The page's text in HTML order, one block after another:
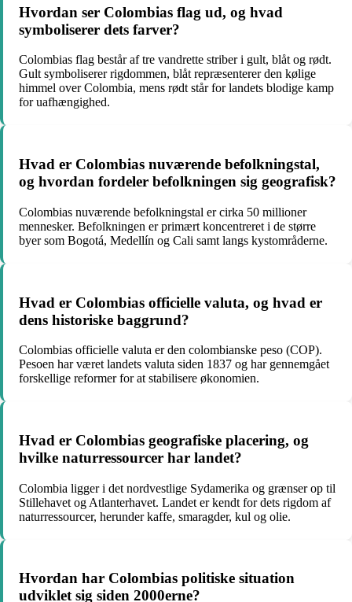
Hvordan ser Colombias flag ud, og hvad
symboliserer dets farver?
Colombias flag består af tre vandrette striber i gult, blåt og rødt.
Gult symboliserer rigdommen, blåt repræsenterer den kølige
himmel over Colombia, mens rødt står for landets blodige kamp
for uafhængighed.
Hvad er Colombias nuværende befolkningstal,
og hvordan fordeler befolkningen sig geografisk?
Colombias nuværende befolkningstal er cirka 50 millioner
mennesker. Befolkningen er primært koncentreret i de større
byer som Bogotá, Medellín og Cali samt langs kystområderne.
Hvad er Colombias officielle valuta, og hvad er
dens historiske baggrund?
Colombias officielle valuta er den colombianske peso (COP).
Pesoen har været landets valuta siden 1837 og har gennemgået
forskellige reformer for at stabilisere økonomien.
Hvad er Colombias geografiske placering, og
hvilke naturressourcer har landet?
Colombia ligger i det nordvestlige Sydamerika og grænser op til
Stillehavet og Atlanterhavet. Landet er kendt for dets rigdom af
naturressourcer, herunder kaffe, smaragder, kul og olie.
Hvordan har Colombias politiske situation
udviklet sig siden 2000erne?